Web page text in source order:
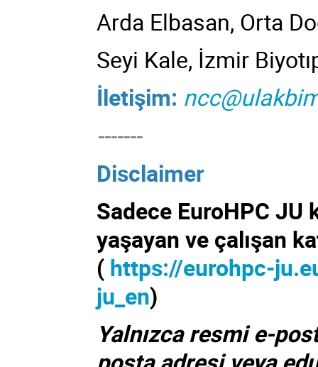
Arda Elbasan, Orta
Seyi Kale, İzmir
İletişim:
-------
Disclaimer
Sadece EuroHPC JU
yaşayan ve çalışan
( https://eurohpc-
ju_en)
Yalnızca resmi e-